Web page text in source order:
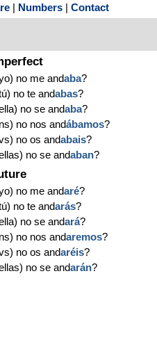
Numbers Contact
no me andaba?
no te andabas?
no se andaba?
no nos andábamos?
no os andabais?
no se andaban?
no me andaré?
no te andarás?
no se andará?
no nos andaremos?
no os andaréis?
no se andarán?